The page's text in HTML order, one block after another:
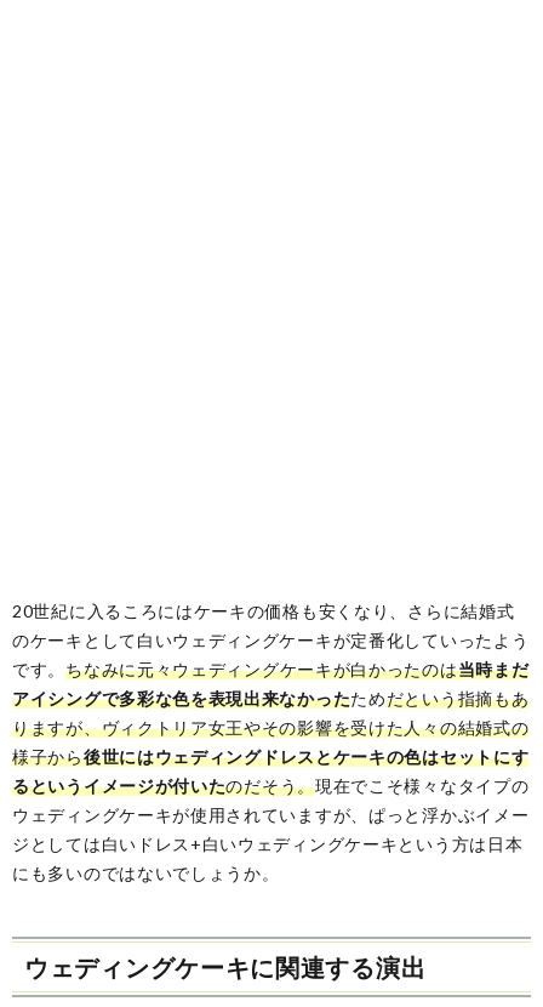
20世紀に入るころにはケーキの価格も安くなり、さらに結婚式
のケーキとして白いウェディングケーキが定番化していったよう
です。ちなみに元々ウェディングケーキが白かったのは当時まだ
アイシングで多彩な色を表現出来なかったためだという指摘もあ
りますが、ヴィクトリア女王やその影響を受けた人々の結婚式の
様子から後世にはウェディングドレスとケーキの色はセットにす
るというイメージが付いたのだそう。現在でこそ様々なタイプの
ウェディングケーキが使用されていますが、ぱっと浮かぶイメー
ジとしては白いドレス+白いウェディングケーキという方は日本
にも多いのではないでしょうか。
ウェディングケーキに関連する演出